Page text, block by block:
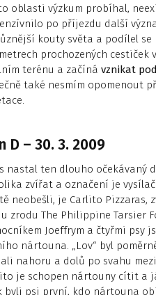
oblasti výzkum probíhal,
po příjezdu další
kouty světa a podílel
prochozených cestiček
terénu a začíná vznikat
také nesmím opomenout
D – 30. 3. 2009
nastal ten dlouho očekávaný
zvířat a označení je
neobešli, je Carlito Pizzaras,
zrodu The Philippine Tarsier
Joeffrym a čtyřmi psy
nártouna. „Lov“ byl
nahoru a dolů po svahu
je schopen nártouny cítit a
byli psi první, kdo nártouna